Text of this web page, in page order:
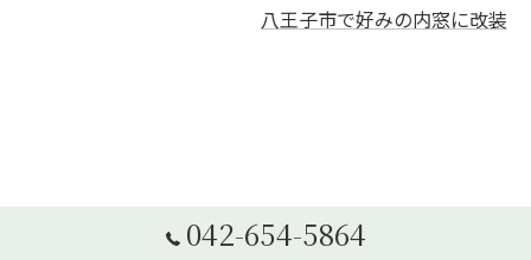
八王子市で好みの内窓に改装
042-654-5864